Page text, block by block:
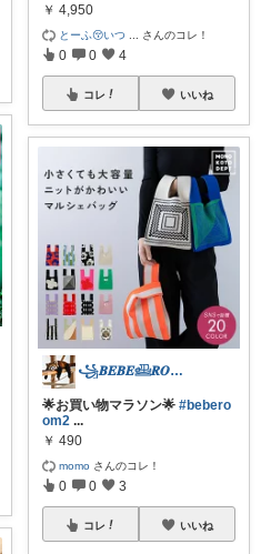
￥ 4,950
とーふ😚いつ さんのコレ！
0 0 4
コレ いいね
꧁𝑩𝑬𝑩𝑬𓊝𝑹𝑶𝑶𝑴꧂
🌟お買い物マラソン🌟 #bebero
om2 ...
￥ 490
momo さんのコレ！
0 0 3
コレ いいね